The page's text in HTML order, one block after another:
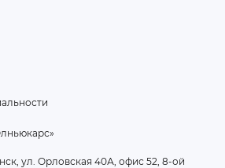
ул. Орловская 40А, офис 52, 8-ой